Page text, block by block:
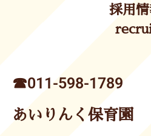
採用
☎︎011-598-1789
あいりんく保育園